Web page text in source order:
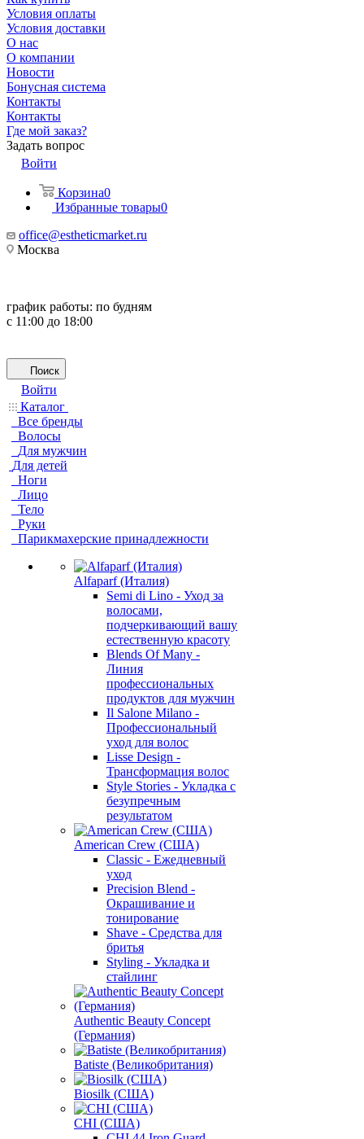
Условия оплаты
Условия доставки
О нас
О компании
Новости
Бонусная система
Контакты
Контакты
Где мой заказ?
Задать вопрос
Войти
Корзина0
Избранные товары0
office@estheticmarket.ru
Москва
график работы: по будням
с 11:00 до 18:00
Поиск
Войти
Каталог
Все бренды
Волосы
Для мужчин
Для детей
Ноги
Лицо
Тело
Руки
Парикмахерские принадлежности
Alfaparf (Италия)
Semi di Lino - Уход за
волосами,
подчеркивающий вашу
естественную красоту
Blends Of Many -
Линия
профессиональных
продуктов для мужчин
Il Salone Milano -
Профессиональный
уход для волос
Lisse Design -
Трансформация волос
Style Stories - Укладка с
безупречным
результатом
American Crew (США)
Classic - Ежедневный
уход
Precision Blend -
Окрашивание и
тонирование
Shave - Средства для
бритья
Styling - Укладка и
стайлинг
Authentic Beauty Concept
(Германия)
Batiste (Великобритания)
Biosilk (США)
CHI (США)